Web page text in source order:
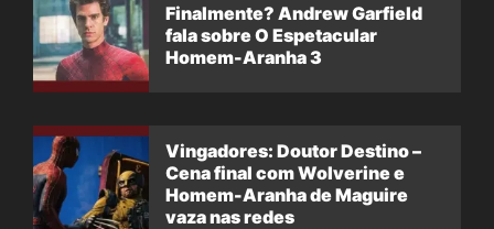
Finalmente? Andrew Garfield
fala sobre O Espetacular
Homem-Aranha 3
Vingadores: Doutor Destino –
Cena final com Wolverine e
Homem-Aranha de Maguire
vaza nas redes